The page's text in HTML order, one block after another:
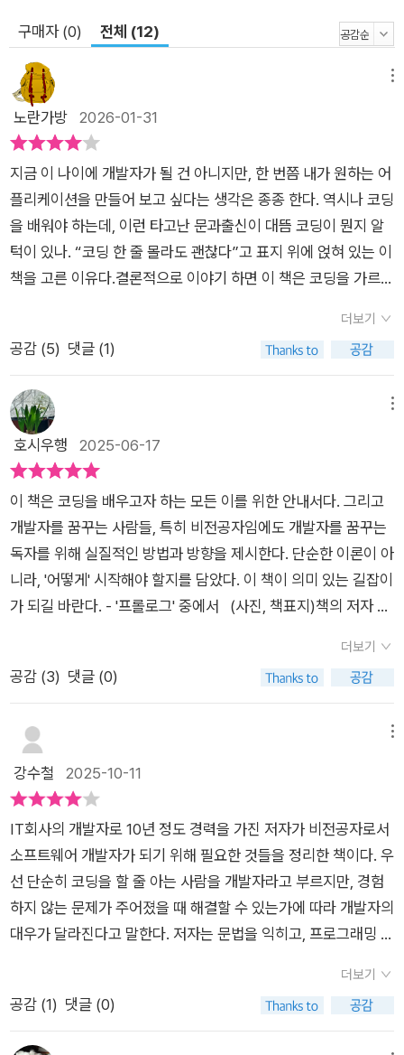
현업 개발자로서 느낀 애환, 추구해야 할 가치 등을 말한다. 코딩
은 단순한 기술을 넘어선 가능성의 도구다. 우리는 이 도구를 통
해 미래를 만들어나가며, 그 과정에서 스스로의 가치를 발견한다.
개발자라는 꿈을 향해 나아가는 데 이 책이 의미 있는 길잡이가
되길 바란다.
구매자 (0) 전체 (12)
노란가방 2026-01-31
지금 이 나이에 개발자가 될 건 아니지만, 한 번쯤 내가 원하는 어
플리케이션을 만들어 보고 싶다는 생각은 종종 한다. 역시나 코딩
을 배워야 하는데, 이런 타고난 문과출신이 대뜸 코딩이 뭔지 알
턱이 있나. “코딩 한 줄 몰라도 괜찮다”고 표지 위에 얹혀 있는 이
책을 고른 이유다.결론적으로 이야기 하면 이 책은 코딩을 가르쳐
로 일하고 있는 저자는, 자신의 업계에 입문하고 싶은 사람들을
위한 기초 개념들을 이 책에서 설명한다. 코딩이 무엇인지, 개발
자가 되기 위한 기본 과정은 어떤 식으로 진행되는지(일단 국비
지원 교육으로 시작해서 좀 더 전문적인 내용을 배우려면 부트캠
프에 참여하거나), 그리고 코딩이라고 해서 다 같은 게 아닌지라
각 영역에서 배워야 할 언어들이 무엇인지 등등(안드로이드 앱
개발자의 하루라는 제목이 붙어서 실제 업계에서 개발자가 마주
하는 다양한 일들(야근이라든지, 술, 회식이라든지)에 관해 실제
경험을 담아 풀어낸다.(뭐 난 개발자까지 되려는 건 아니니까..)
당연히 이 책을 읽고 코딩을 어떻게 하는지 배울 수는 없다. 그런
내용은 한 줄도 없으니까. 하지만 어디서부터 어떻게 시작해야 하
는지, 그리고 시작한 이후에도 지속적으로 어떻게 정보를 얻고,
발전해 나갈 수 있는지 로드맵을 괜찮게 그려준다.좀 더 관심이
더보기
공감 (5) 댓글 (1)
호시우행 2025-06-17
이 책은 코딩을 배우고자 하는 모든 이를 위한 안내서다. 그리고
개발자를 꿈꾸는 사람들, 특히 비전공자임에도 개발자를 꿈꾸는
독자를 위해 실질적인 방법과 방향을 제시한다. 단순한 이론이 아
니라, '어떻게' 시작해야 할지를 담았다. 이 책이 의미 있는 길잡이
가 되길 바란다. - '프롤로그' 중에서 (사진, 책표지)책의 저자 고
재 여의도에 위치한 한 IT 회사에서 개발자로 재직 중이다. 오프
라인에서 강의와 세미나를 진행하고, 온라인에선 코딩 강좌와 글
기길 바라는 마음으로 글을 쓰고 이야기를 나눈다.총 5개 장으로
구성된 책은 '코딩? 개발자?', '할 수 있다, 개발자!', '코딩을 배워
봅시다', '개발자로 변신하기', '개발자의 하루' 등의 순서로 이야기
막막하게 느껴지는 사람들을 위한 입문서이자 가이드인 셈이다.
우리가 무심코 사용했던 리모컨의 모든 동작은 사실 코딩으로 작
동한다. 즉 개발자가 코딩한 흐름대로 동작하면서 채널을 돌리고
전원을 켜고 끈다. 이처럼 코딩은 개발자의 노력에 따른 산물로서
이미 우리들의 손 위에 들려져 있었던 것이다. 자, 이제 코딩의 세
계로 발을 내딛어 보자. 신호등을 만드는 사람코딩이란 단어는
컴퓨터 프로그래밍을 뜻한다. 자바, C, 파이썬처럼 컴퓨터 언어
행, 정지 표시를 통해 교통의 흐름을 원활하게 도와준다. 자동차
더보기
공감 (3) 댓글 (0)
강수철 2025-10-11
IT회사의 개발자로 10년 정도 경력을 가진 저자가 비전공자로서
소프트웨어 개발자가 되기 위해 필요한 것들을 정리한 책이다. 우
선 단순히 코딩을 할 줄 아는 사람을 개발자라고 부르지만, 경험
하지 않는 문제가 주어졌을 때 해결할 수 있는가에 따라 개발자의
대우가 달라진다고 말한다. 저자는 문법을 익히고, 프로그래밍 언
자는 사회가 원하는 문제를 디지털 기술로 해결해주는 사람이라
고 말한다. 비전공자가 이런 개발자가 되기 위해서는 우선 국비지
더보기
공감 (1) 댓글 (0)